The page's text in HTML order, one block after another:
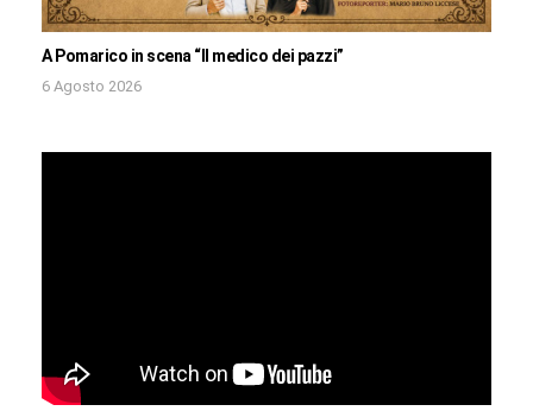
A Pomarico in scena “Il medico dei pazzi”
6 Agosto 2026